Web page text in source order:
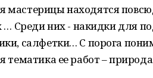
находятся
… Среди них - накидки для
салфетки… С порога
тематика ее работ –